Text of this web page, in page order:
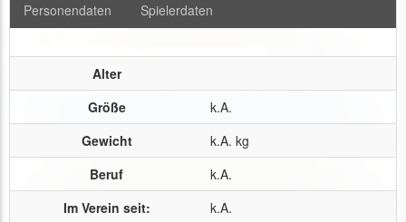
Personendaten Spielerdaten
Alter
Größe
k.A.
Gewicht
k.A. kg
Beruf
k.A.
Im Verein seit:
k.A.